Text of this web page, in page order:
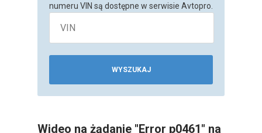
numeru VIN są dostępne w serwisie Avtopro.
WYSZUKAJ
Wideo na żądanie "Error p0461" na